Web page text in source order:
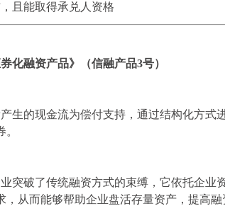
且能取得承兑人资格
化融资产品》（信融产品3号）
生的现金流为偿付支持，通过结构化方式
突破了传统融资方式的束缚，它依托企业
从而能够帮助企业盘活存量资产，提高